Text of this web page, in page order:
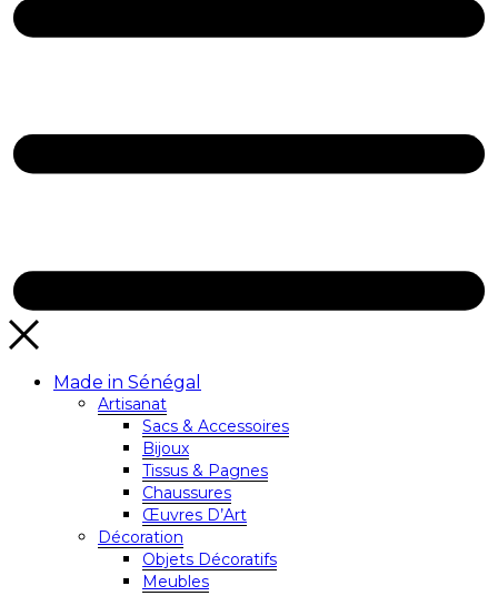
Made in Sénégal
Artisanat
Sacs & Accessoires
Bijoux
Tissus & Pagnes
Chaussures
Œuvres D’Art
Décoration
Objets Décoratifs
Meubles